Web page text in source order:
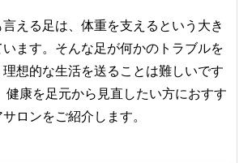
言える足は、体重を支えるという大き
ます。そんな足が何かのトラブルを
想的な生活を送ることは難しいです
健康を足元から見直したい方におすす
ロンをご紹介します。